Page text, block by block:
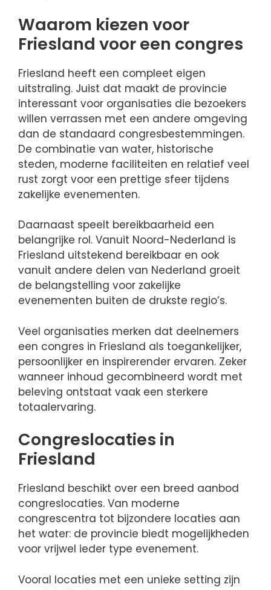
Waarom kiezen voor
Friesland voor een congres
Friesland heeft een compleet eigen
uitstraling. Juist dat maakt de provincie
interessant voor organisaties die bezoekers
willen verrassen met een andere omgeving
dan de standaard congresbestemmingen.
De combinatie van water, historische
steden, moderne faciliteiten en relatief veel
rust zorgt voor een prettige sfeer tijdens
zakelijke evenementen.
Daarnaast speelt bereikbaarheid een
belangrijke rol. Vanuit Noord-Nederland is
Friesland uitstekend bereikbaar en ook
vanuit andere delen van Nederland groeit
de belangstelling voor zakelijke
evenementen buiten de drukste regio’s.
Veel organisaties merken dat deelnemers
een congres in Friesland als toegankelijker,
persoonlijker en inspirerender ervaren. Zeker
wanneer inhoud gecombineerd wordt met
beleving ontstaat vaak een sterkere
totaalervaring.
Congreslocaties in
Friesland
Friesland beschikt over een breed aanbod
congreslocaties. Van moderne
congrescentra tot bijzondere locaties aan
het water: de provincie biedt mogelijkheden
voor vrijwel ieder type evenement.
Vooral locaties met een unieke setting zijn